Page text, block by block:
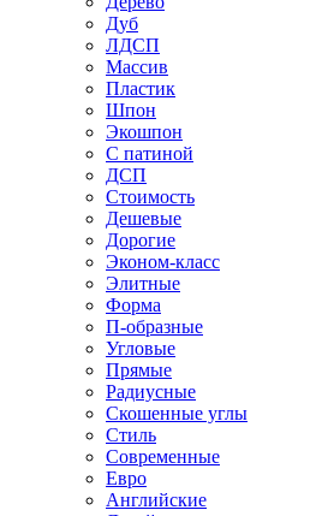
Дуб
ЛДСП
Массив
Пластик
Шпон
Экошпон
С патиной
ДСП
Стоимость
Дешевые
Дорогие
Эконом-класс
Элитные
Форма
П-образные
Угловые
Прямые
Радиусные
Скошенные углы
Стиль
Современные
Евро
Английские